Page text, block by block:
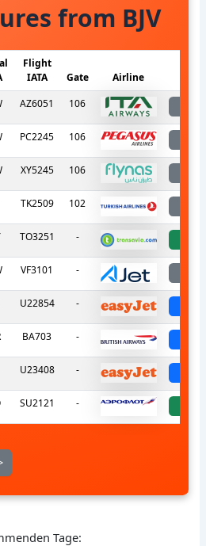
from BJV
Flight
IATA
Gate Airline
AZ6051 106
PC2245 106
XY5245 106
TK2509 102
TO3251 -
VF3101 -
U22854 -
BA703 -
U23408 -
SU2121 -
Tage: